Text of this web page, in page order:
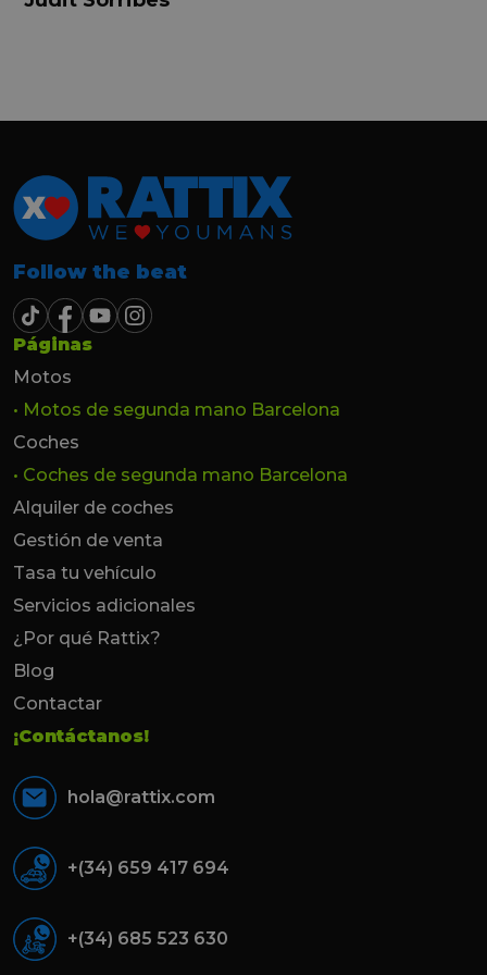
y profesional. Finalmente mi hermana se
Follow the beat
Páginas
Motos
• Motos de segunda mano Barcelona
Coches
• Coches de segunda mano Barcelona
Alquiler de coches
Gestión de venta
Tasa tu vehículo
Servicios adicionales
¿Por qué Rattix?
Blog
Contactar
¡Contáctanos!
hola@rattix.com
+(34) 659 417 694
+(34) 685 523 630